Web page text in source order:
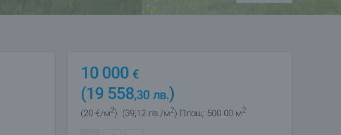
10 000 €
(19 558,30 лв.)
(20 €/м2) (39,12 лв./м2) Площ: 500.00 м2